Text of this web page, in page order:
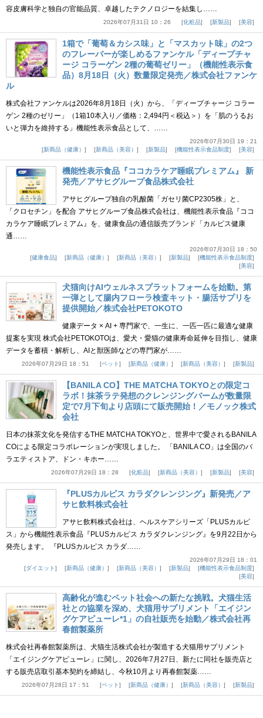
容皮膚科学と独自の官能品質、卓越したテクノロジーを結集し……
2026年07月31日 10：26 化粧品 新製品 美容
1箱で「葡萄＆カシス味」と「マスカット味」の2つ
のフレーバーが楽しめるファンケル「ディープチャ
ージ コラーゲン 2種の葡萄ゼリー」（機能性表示食
品）8月18日（火）数量限定発売／株式会社ファンケ
ル
株式会社ファンケルは2026年8月18日（火）から、「ディープチャージ コラー
ゲン 2種のゼリー」（1箱10本入り／価格：2,494円＜税込＞）を「肌のうるお
いと弾力を維持する」機能性表示食品として、……
2026年07月30日 19：21
新商品（健康）
新商品（美容） 新製品 機能性表示食品制度 美容
機能性表示食品『ココカラケア睡眠プレミアム』 新
発売／アサヒグループ食品株式会社
アサヒグループ独自の乳酸菌「ガセリ菌CP2305株」と、
「クロセチン」を配合 アサヒグループ食品株式会社は、機能性表示食品『ココ
カラケア睡眠プレミアム』を、健康食品の通信販売ブランド「カルピス健康
通……
2026年07月30日 18：50
健康食品
新商品（健康） 新商品（美容） 新製品
機能性表示食品制度
美容
犬猫向けAIウェルネスプラットフォームを始動。第
一弾として腸内フローラ検査キット・腸活サプリを
提供開始／株式会社PETOKOTO
健康データ × AI + 専門家で、一生に、一匹一匹に最適な健康
提案を実現 株式会社PETOKOTOは、愛犬・愛猫の健康寿命延伸を目指し、健康
データを蓄積・解析し、AIと獣医師などの専門家が……
2026年07月29日 18：51 ペット 新商品（健康） 新商品（美容） 新製品
【BANILA CO】THE MATCHA TOKYOとの限定コ
ラボ！抹茶ラテ発想のクレンジングバームが数量限
定で7月下旬より店頭にて販売開始！／モノック株式
会社
日本の抹茶文化を発信するTHE MATCHA TOKYOと、世界中で愛されるBANILA
COによる限定コラボレーションが実現しました。 「BANILA CO」は全国のバ
ラエティストア、ドン・キホー……
2026年07月29日 18：28 化粧品 新商品（美容） 新製品 美容
『PLUSカルピス カラダクレンジング』新発売／ア
サヒ飲料株式会社
アサヒ飲料株式会社は、ヘルスケアシリーズ「PLUSカルピ
ス」から機能性表示食品『PLUSカルピス カラダクレンジング』を9月22日から
発売します。 『PLUSカルピス カラダ……
2026年07月29日 18：01
ダイエット
新商品（健康） 新商品（美容） 新製品
機能性表示食品制度
美容
高齢化が進むペット社会への新たな挑戦。犬猫生活
社との協業を深め、犬猫用サプリメント「エイジン
グケアピューレ*1」の自社販売を始動／株式会社再
春館製薬所
株式会社再春館製薬所は、犬猫生活株式会社が製造する犬猫用サプリメント
「エイジングケアピューレ」に関し、2026年7月27日、新たに同社を販売店と
する販売店取引基本契約を締結し、今秋10月より再春館製薬……
2026年07月28日 17：51 ペット 新商品（健康） 新商品（美容） 新製品